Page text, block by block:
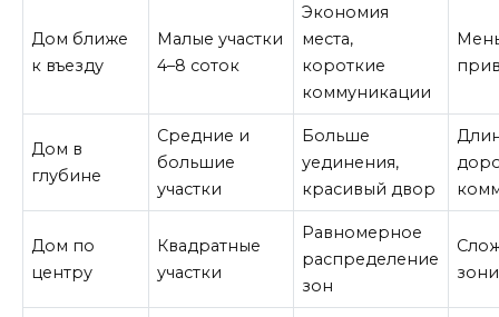
Дом ближе
к въезду
Малые участки
4–8 соток
Экономия
места,
короткие
коммуникации
Дом в
глубине
Средние и
большие
участки
Больше
уединения,
красивый двор
Дом по
центру
Квадратные
участки
Равномерное
распределение
зон